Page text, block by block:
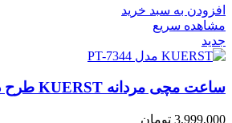
افزودن به سبد خرید
مشاهده سریع
جدید
ساعت مچی مردانه KUERST طرح دیزل مدل PT-7344
3,999,000 تومان